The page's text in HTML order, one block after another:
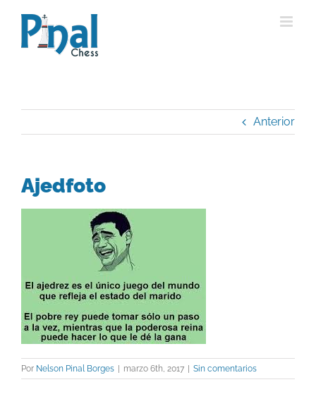
contenido
Anterior
Ajedfoto
Por Nelson Pinal Borges | marzo 6th, 2017 | Sin comentarios